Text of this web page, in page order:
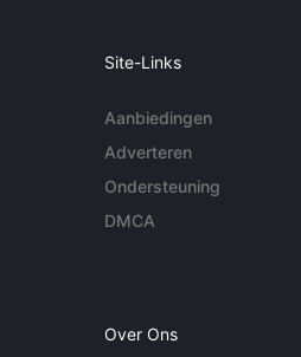
Site-Links
Aanbiedingen
Adverteren
Ondersteuning
DMCA
Over Ons